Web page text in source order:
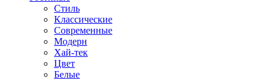
Стиль
Классические
Современные
Модерн
Хай-тек
Цвет
Белые